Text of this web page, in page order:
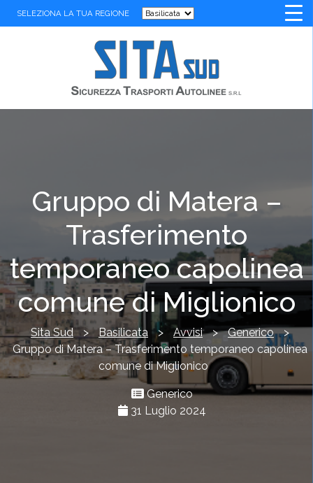
SELEZIONA LA TUA REGIONE
Gruppo di Matera –
Trasferimento
temporaneo capolinea
comune di Miglionico
Sita Sud > Basilicata > Avvisi > Generico >
Gruppo di Matera – Trasferimento temporaneo capolinea
comune di Miglionico
Generico
31 Luglio 2024